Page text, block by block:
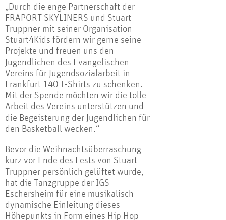
„Durch die enge Partnerschaft der
FRAPORT SKYLINERS und Stuart
Truppner mit seiner Organisation
Stuart4Kids fördern wir gerne seine
Projekte und freuen uns den
Jugendlichen des Evangelischen
Vereins für Jugendsozialarbeit in
Frankfurt 140 T-Shirts zu schenken.
Mit der Spende möchten wir die tolle
Arbeit des Vereins unterstützen und
die Begeisterung der Jugendlichen für
den Basketball wecken.“
Bevor die Weihnachtsüberraschung
kurz vor Ende des Fests von Stuart
Truppner persönlich gelüftet wurde,
hat die Tanzgruppe der IGS
Eschersheim für eine musikalisch-
dynamische Einleitung dieses
Höhepunkts in Form eines Hip Hop